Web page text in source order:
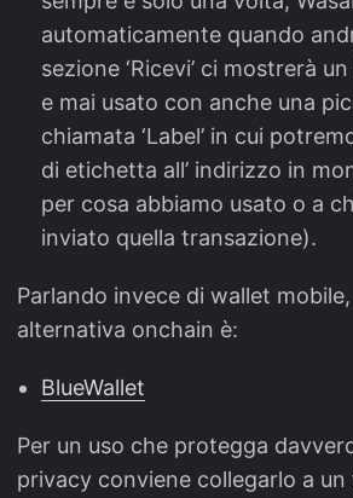
automaticamente quando
sezione ‘Ricevi’ ci mostrerà
e mai usato con anche una
chiamata ‘Label’ in cui
di etichetta all’ indirizzo in
per cosa abbiamo usato o a
inviato quella transazione).
Parlando invece di wallet
alternativa onchain è:
BlueWallet
Per un uso che protegga
privacy conviene collegarlo a